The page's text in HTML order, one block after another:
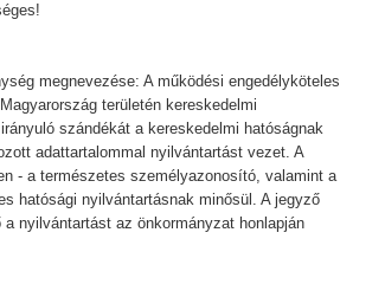
megnevezése: A működési engedélyköteles
területén kereskedelmi
szándékát a kereskedelmi hatóságnak
adattartalommal nyilvántartást vezet. A
- a természetes személyazonosító, valamint a
hatósági nyilvántartásnak minősül. A jegyző
nyilvántartást az önkormányzat honlapján